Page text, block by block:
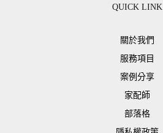
QUICK LINK
關於我們
服務項目
案例分享
家配師
部落格